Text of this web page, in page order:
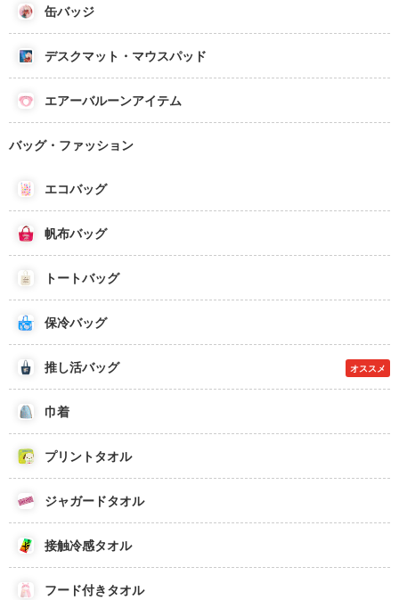
缶バッジ
デスクマット・マウスパッド
エアーバルーンアイテム
バッグ・ファッション
エコバッグ
帆布バッグ
トートバッグ
保冷バッグ
推し活バッグ オススメ
巾着
プリントタオル
ジャガードタオル
接触冷感タオル
フード付きタオル